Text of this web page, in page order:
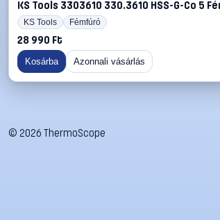
KS Tools 3303610 330.3610 HSS-G-Co 5
KS Tools Fémfúró
28 990 Ft
Kosárba Azonnali vásárlás
© 2026 ThermoScope